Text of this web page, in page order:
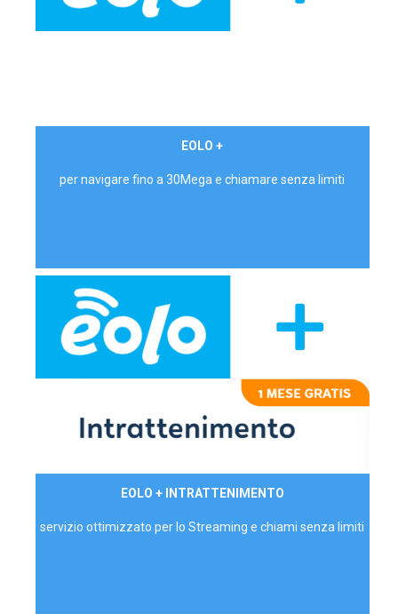
EOLO +
per navigare fino a 30Mega e chiamare senza limiti
EOLO + INTRATTENIMENTO
servizio ottimizzato per lo Streaming e chiami senza limiti